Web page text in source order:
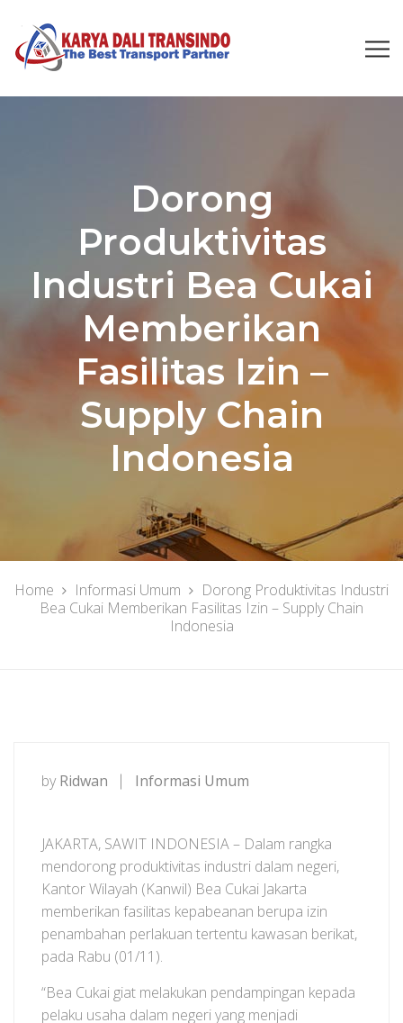
Dorong
Produktivitas
Industri Bea Cukai
Memberikan
Fasilitas Izin –
Supply Chain
Indonesia
Home Informasi Umum
Dorong Produktivitas Industri
Bea Cukai Memberikan Fasilitas Izin – Supply Chain
Indonesia
by Ridwan Informasi Umum
JAKARTA, SAWIT INDONESIA – Dalam rangka
mendorong produktivitas industri dalam negeri,
Kantor Wilayah (Kanwil) Bea Cukai Jakarta
memberikan fasilitas kepabeanan berupa izin
penambahan perlakuan tertentu kawasan berikat,
pada Rabu (01/11).
“Bea Cukai giat melakukan pendampingan kepada
pelaku usaha dalam negeri yang menjadi